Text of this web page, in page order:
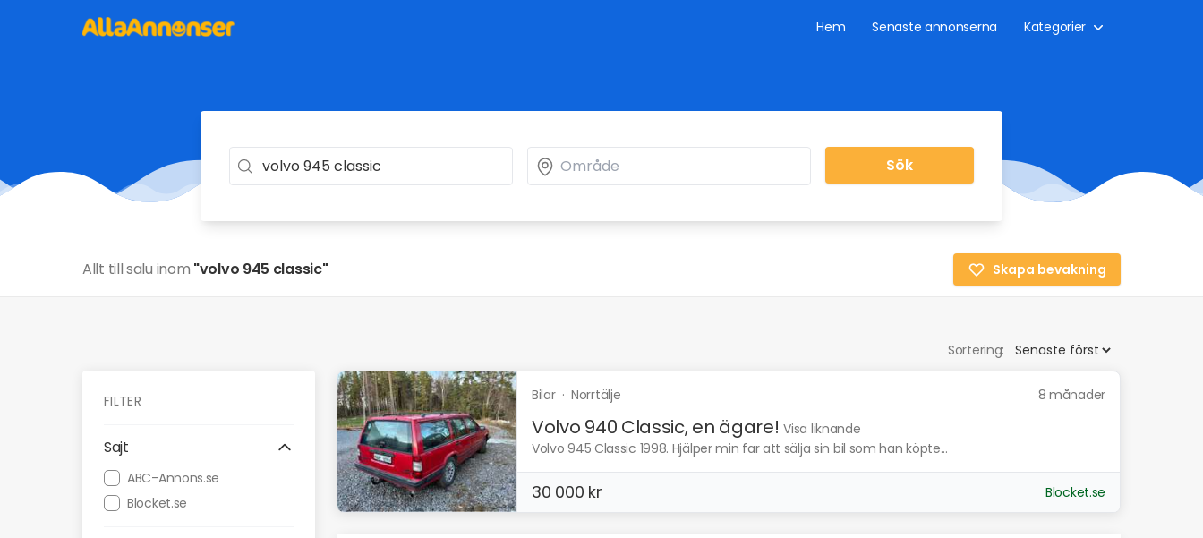
Hem Senaste annonserna Kategorier
Sök
Allt till salu inom "volvo 945 classic" Skapa bevakning
Sortering:
FILTER
Sajt
ABC-Annons.se
Blocket.se
Bilar· Norrtälje 8 månader
Volvo 940 Classic, en ägare! Visa liknande
Volvo 945 Classic 1998. Hjälper min far att sälja sin bil som han köpte...
30 000 kr Blocket.se